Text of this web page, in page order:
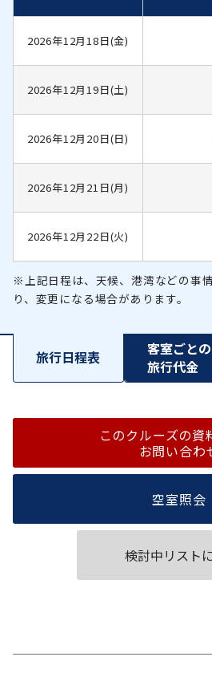
2026年12月18日(金)
2026年12月19日(土)
2026年12月20日(日)
2026年12月21日(月)
2026年12月22日(火)
※上記日程は、天候、港湾などの事
り、変更になる場合があります。
旅行日程表
客室ごとの
旅行代金
このクルーズの資
お問い合わ
空室照会
検討中リスト